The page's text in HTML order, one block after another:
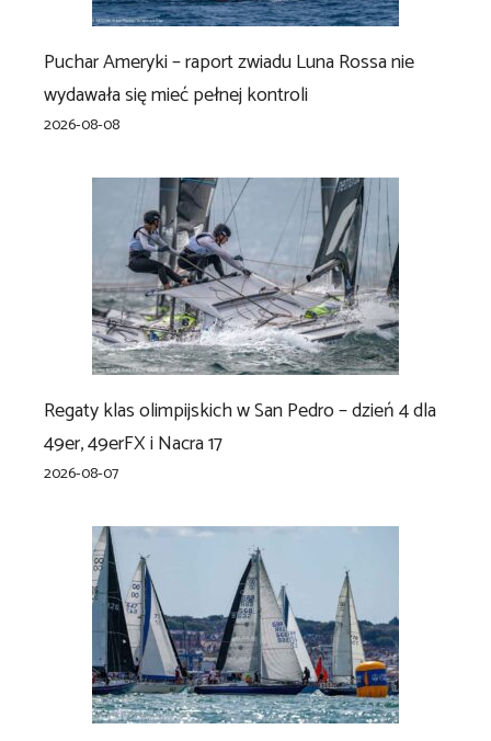
Puchar Ameryki – raport zwiadu Luna Rossa nie
wydawała się mieć pełnej kontroli
2026-08-08
Regaty klas olimpijskich w San Pedro – dzień 4 dla
49er, 49erFX i Nacra 17
2026-08-07